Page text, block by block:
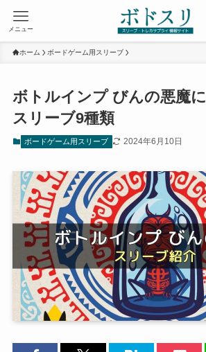
メニュー
ホーム ボードゲーム用スリーブ
ボトルインプ びんの悪魔
スリーブ9種類
ボードゲーム用スリーブ 2024年6月10日